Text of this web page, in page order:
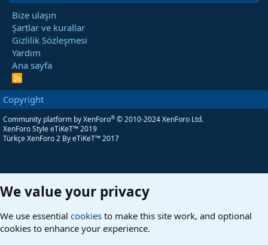
Bize ulaşın
Şartlar ve kurallar
Gizlilik Sözleşmesi
Yardım
Ana sayfa
R
S
Copyright
Community platform by XenForo® © 2010-2024 XenForo Ltd.
XenForo Style eTiKeT™ 2019
Türkçe XenForo 2 By eTiKeT™ 2017
We value your privacy
We use essential cookies to make this site work, and optional
cookies to enhance your experience.